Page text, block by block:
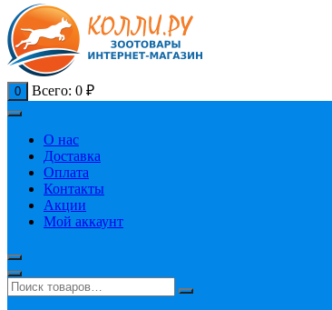
0 Всего: 0 ₽
О нас
Доставка
Оплата
Контакты
Акции
Мой аккаунт